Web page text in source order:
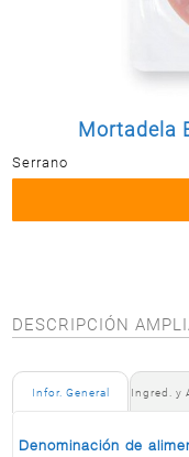
Mortadela
Serrano
DESCRIPCIÓN
Infor. General Ingred. y
Denominación de